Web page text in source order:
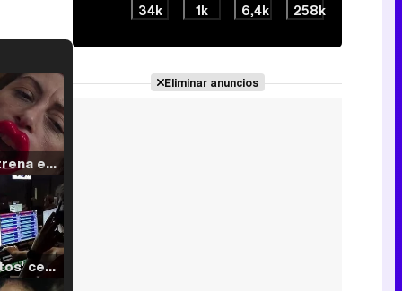
Filmin estrena el tráiler de 'Millennial Mal', su nueva comedia universitaria de la mano de Lorena Iglesias
'120 Minutos' celebra sus 2.000 programas en Telemadrid con un vídeo del día a día en la redacción
34k 1k 6,4k 258k
Eliminar anuncios